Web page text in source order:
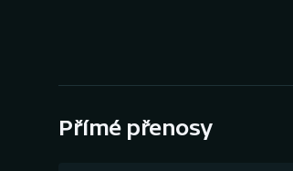
Přímé přenosy